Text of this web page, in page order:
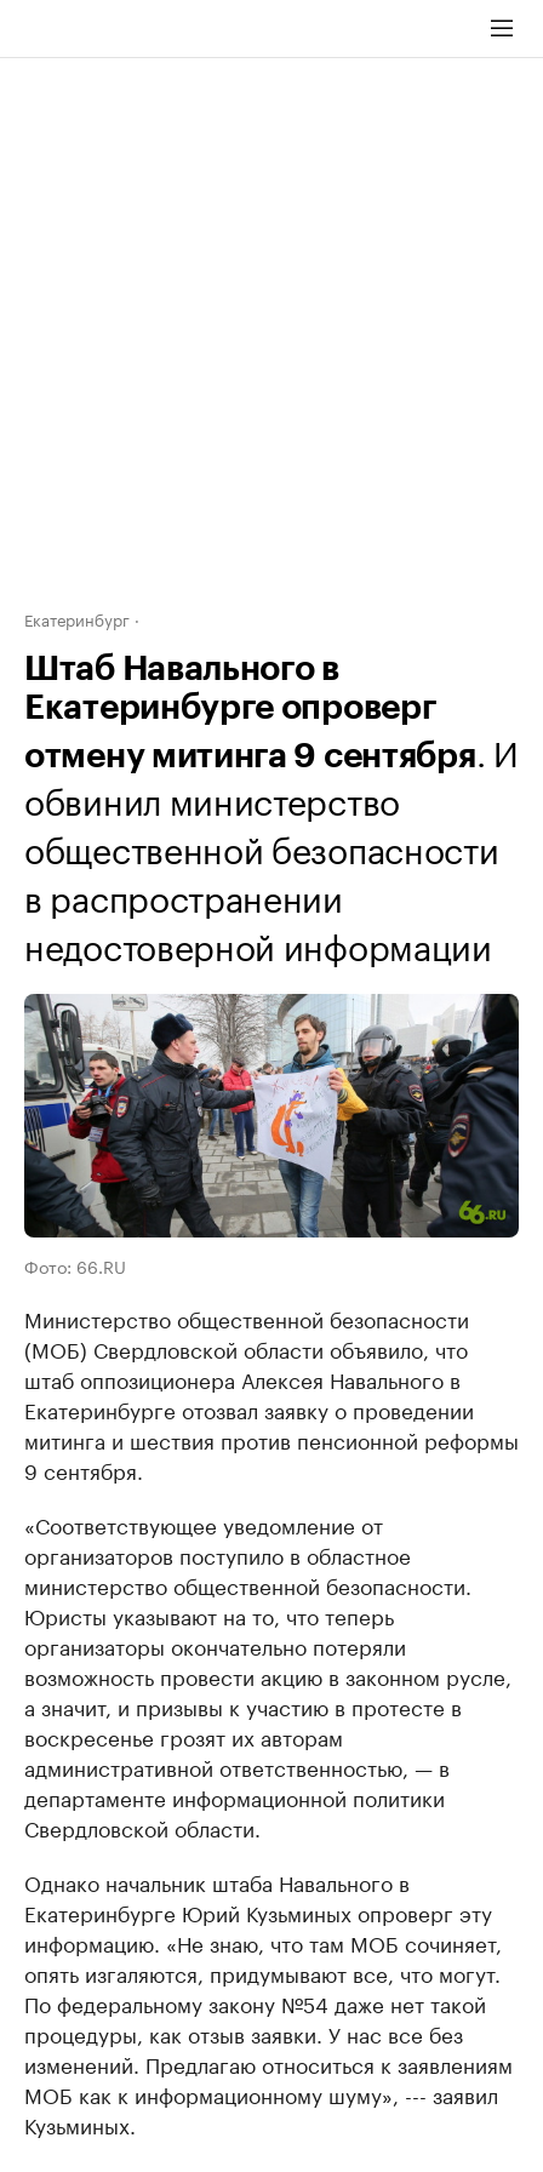
Екатеринбург
Штаб Навального в
Екатеринбурге опроверг
отмену митинга 9 сентября. И
обвинил министерство
общественной безопасности
в распространении
недостоверной информации
Фото: 66.RU
Министерство общественной безопасности
(МОБ) Свердловской области объявило, что
штаб оппозиционера Алексея Навального в
Екатеринбурге отозвал заявку о проведении
митинга и шествия против пенсионной реформы
9 сентября.
«Соответствующее уведомление от
организаторов поступило в областное
министерство общественной безопасности.
Юристы указывают на то, что теперь
организаторы окончательно потеряли
возможность провести акцию в законном русле,
а значит, и призывы к участию в протесте в
воскресенье грозят их авторам
административной ответственностью, — в
департаменте информационной политики
Свердловской области.
Однако начальник штаба Навального в
Екатеринбурге Юрий Кузьминых опроверг эту
информацию. «Не знаю, что там МОБ сочиняет,
опять изгаляются, придумывают все, что могут.
По федеральному закону №54 даже нет такой
процедуры, как отзыв заявки. У нас все без
изменений. Предлагаю относиться к заявлениям
МОБ как к информационному шуму», --- заявил
Кузьминых.